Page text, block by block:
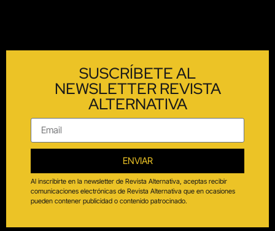
SUSCRÍBETE AL
NEWSLETTER REVISTA
ALTERNATIVA
ENVIAR
Al inscribirte en la newsletter de Revista Alternativa, aceptas recibir
comunicaciones electrónicas de Revista Alternativa que en ocasiones
pueden contener publicidad o contenido patrocinado.